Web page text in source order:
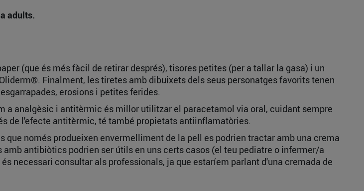
adults.
(que és més fàcil de retirar després), tisores petites (per a tallar la gasa) i un
Finalment, les tiretes amb dibuixets dels seus personatges favorits tenen
erosions i petites ferides.
a analgèsic i antitèrmic és millor utilitzar el paracetamol via oral, cuidant sempre
de l'efecte antitèrmic, té també propietats antiinflamatòries.
que només produeixen envermelliment de la pell es podrien tractar amb una crema
antibiòtics podrien ser útils en uns certs casos (el teu pediatre o infermer/a
necessari consultar als professionals, ja que estaríem parlant d'una cremada de